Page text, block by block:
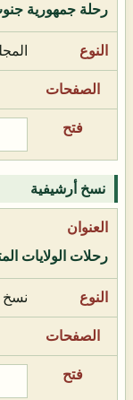
رحلة جمهورية
نسخ أرشيفية
رحلات الولايات
نسخ